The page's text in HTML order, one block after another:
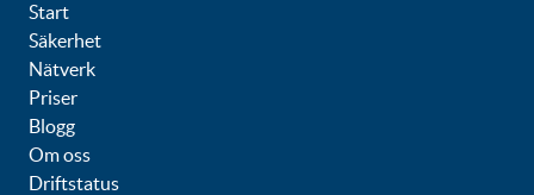
Start
Säkerhet
Nätverk
Priser
Blogg
Om oss
Driftstatus